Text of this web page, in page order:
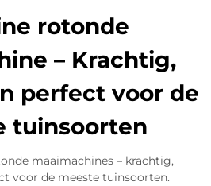
rotonde
– Krachtig,
perfect voor de
tuinsoorten
maaimachines – krachtig,
voor de meeste tuinsoorten.